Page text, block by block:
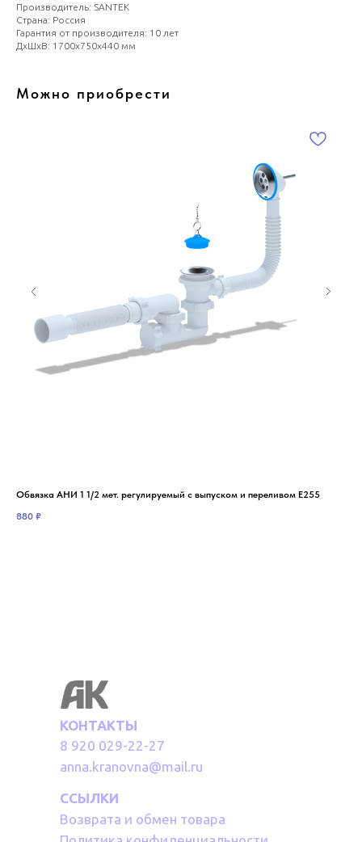
Производитель: SANTEK
Страна: Россия
Гарантия от производителя: 10 лет
ДxШxВ: 1700x750x440 мм
Можно приобрести
Обвязка АНИ 1 1/2 мет. регулируемый с выпуском и переливом Е255
880 ₽
КОНТАКТЫ
8 920 029-22-27
anna.kranovna@mail.ru
ССЫЛКИ
Возврата и обмен товара